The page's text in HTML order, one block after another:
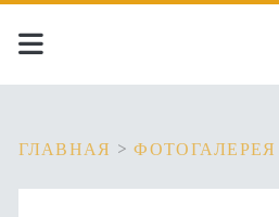
ГЛАВНАЯ >ФОТОГАЛЕРЕЯ